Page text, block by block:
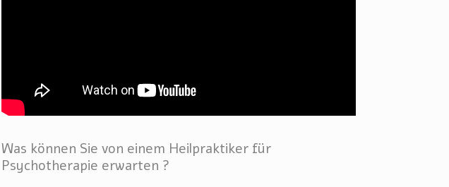
Was können Sie von einem Heilpraktiker für
Psychotherapie erwarten ?